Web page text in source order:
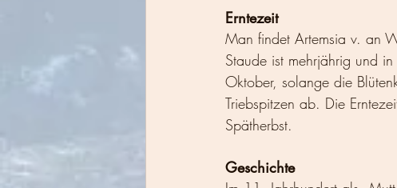
Erntezeit
Man findet Artemsia v. an
Staude ist mehrjährig und
Oktober, solange die
Triebspitzen ab. Die
Spätherbst.
Geschichte